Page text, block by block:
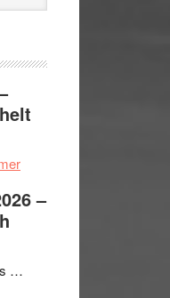
om
Håkan
–
…